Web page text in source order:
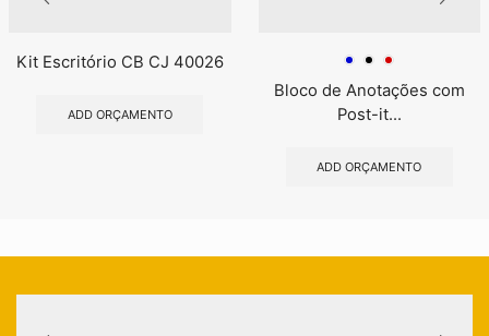
Kit Escritório CB CJ 40026
ADD ORÇAMENTO
Bloco de Anotações com
Post-it...
ADD ORÇAMENTO